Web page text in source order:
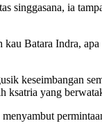
singgasana, ia
Batara Indra,
keseimbangan
ksatria yang